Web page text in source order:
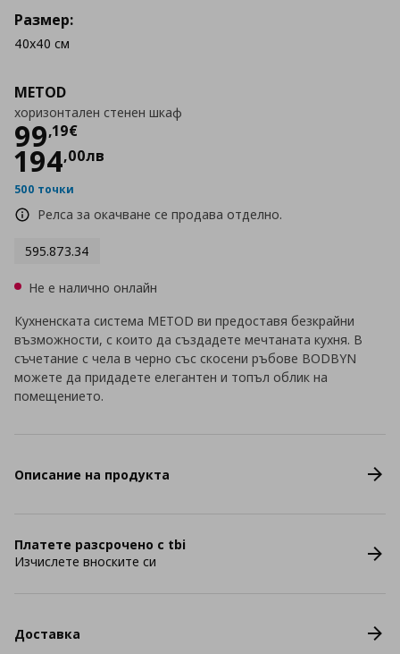
METOD
хоризонтален стенен шкаф
99,19€
Цена
194,00лв
500 точки
Релса за окачване се продава отделно.
595.873.34
Размер:
40x40 см
Не е налично онлайн
Кухненската система METOD ви предоставя безкрайни
възможности, с които да създадете мечтаната кухня. В
съчетание с чела в черно със скосени ръбове BODBYN
можете да придадете елегантен и топъл облик на
помещението.
Описание на продукта
Платете разсрочено с tbi
Изчислете вноските си
Доставка